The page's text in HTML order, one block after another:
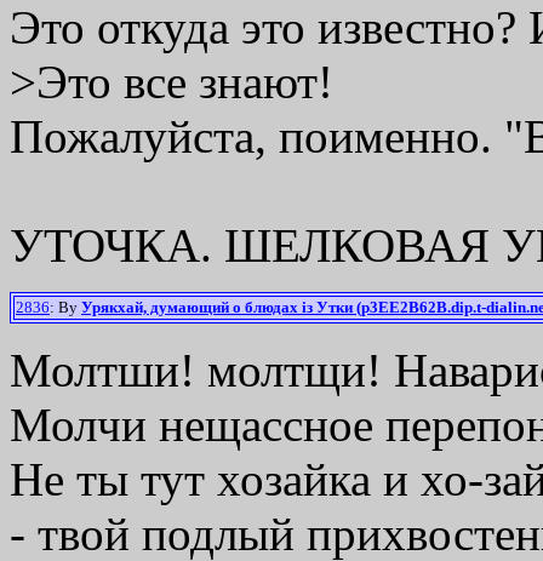
Это откуда это
>Это все знают!
Пожалуйста, поименно.
УТОЧКА. ШЕЛКОВАЯ
2836: By Урякхай, думающий о блюдах iз Утки (p3EE2B62B.dip.t-
Молтши! молтщи!
Молчи нещассное
Не ты тут хозайка и хо-
- твой подлый